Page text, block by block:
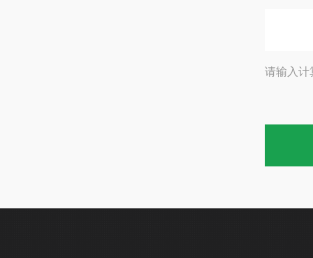
请输入计